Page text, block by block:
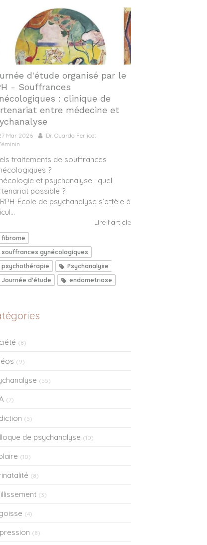
d'étude organisé par le
- Souffrances
: clinique de
entre médecine et
Mar 2026
Dr. Ouarda Ferlicot
traitements de souffrances
?
et psychanalyse : quel
possible ?
École de psychanalyse s’attèle à
Lire l'article
fibrome
souffrances gynécologiques
psychothérapie
Psychanalyse
Journée d'étude
endometriose
(8)
(9)
(55)
(7)
(5)
de psychanalyse (10)
(10)
(8)
(3)
(4)
(8)